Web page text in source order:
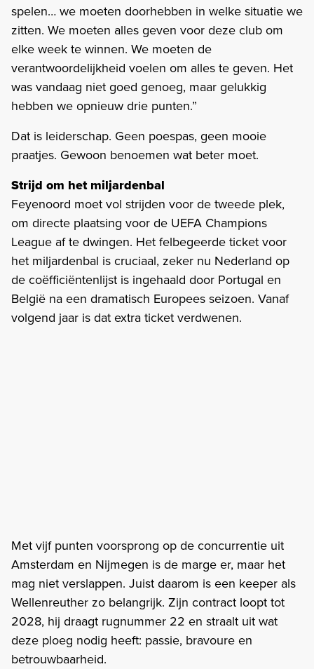
spelen… we moeten doorhebben in welke situatie we
zitten. We moeten alles geven voor deze club om
elke week te winnen. We moeten de
verantwoordelijkheid voelen om alles te geven. Het
was vandaag niet goed genoeg, maar gelukkig
hebben we opnieuw drie punten.”
Dat is leiderschap. Geen poespas, geen mooie
praatjes. Gewoon benoemen wat beter moet.
Strijd om het miljardenbal
Feyenoord moet vol strijden voor de tweede plek,
om directe plaatsing voor de UEFA Champions
League af te dwingen. Het felbegeerde ticket voor
het miljardenbal is cruciaal, zeker nu Nederland op
de coëfficiëntenlijst is ingehaald door Portugal en
België na een dramatisch Europees seizoen. Vanaf
volgend jaar is dat extra ticket verdwenen.
Met vijf punten voorsprong op de concurrentie uit
Amsterdam en Nijmegen is de marge er, maar het
mag niet verslappen. Juist daarom is een keeper als
Wellenreuther zo belangrijk. Zijn contract loopt tot
2028, hij draagt rugnummer 22 en straalt uit wat
deze ploeg nodig heeft: passie, bravoure en
betrouwbaarheid.